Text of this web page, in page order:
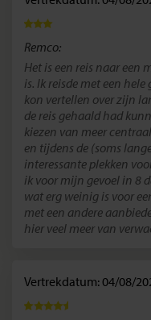
Remco:
Het is een reis naar
is. Ik reisde met een
kon vertellen over zijn
de reis gehaald had
kiezen van meer
en tijdens de (soms
interessante plekken
ik voor mijn gevoel in 8
wat erg weinig is voor
met een andere
hier veel meer van
Vertrekdatum: 04/08/